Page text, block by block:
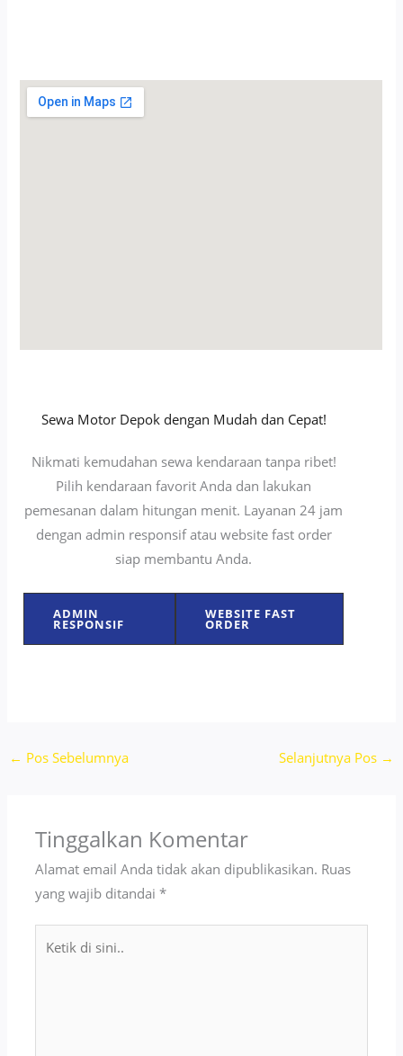
Sewa Motor Depok dengan Mudah dan Cepat!
Nikmati kemudahan sewa kendaraan tanpa ribet!
Pilih kendaraan favorit Anda dan lakukan
pemesanan dalam hitungan menit. Layanan 24 jam
dengan admin responsif atau website fast order
siap membantu Anda.
ADMIN
RESPONSIF
WEBSITE FAST
ORDER
← Pos Sebelumnya Selanjutnya Pos →
Tinggalkan Komentar
Alamat email Anda tidak akan dipublikasikan. Ruas
yang wajib ditandai*